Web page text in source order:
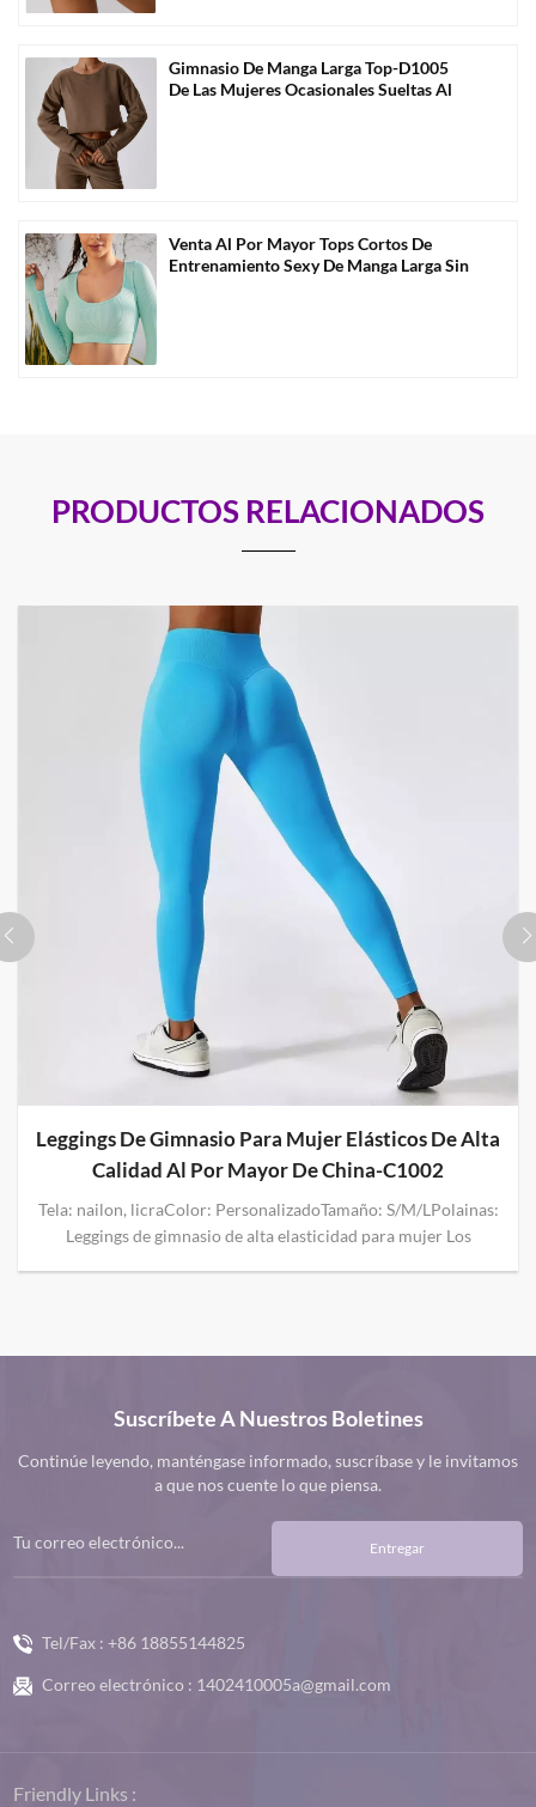
Gimnasio De Manga Larga Top-D1005
De Las Mujeres Ocasionales Sueltas Al
Venta Al Por Mayor Tops Cortos De
Entrenamiento Sexy De Manga Larga Sin
PRODUCTOS RELACIONADOS
Leggings De Gimnasio Para Mujer Elásticos De Alta
Calidad Al Por Mayor De China-C1002
Tela: nailon, licraColor: PersonalizadoTamaño: S/M/LPolainas:
Leggings de gimnasio de alta elasticidad para mujer Los
garantiza un movimiento sin restricciones para que puedas
Suscríbete A Nuestros Boletines
Continúe leyendo, manténgase informado, suscríbase y le invitamos
a que nos cuente lo que piensa.
Entregar
Tel/Fax : +86 18855144825
Correo electrónico : 1402410005a@gmail.com
Friendly Links :